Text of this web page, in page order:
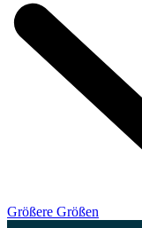
Größere Größen